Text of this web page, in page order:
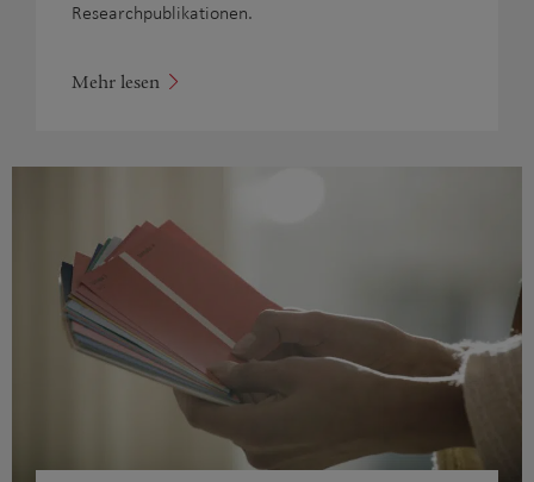
Researchpublikationen.
Mehr lesen